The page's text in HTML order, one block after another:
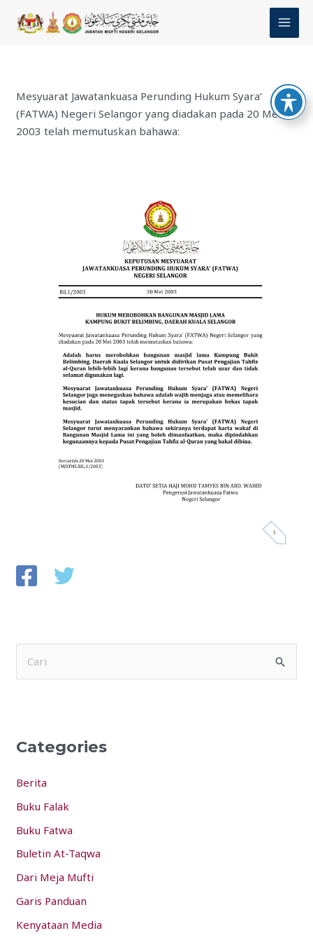
Mesyuarat Jawatankuasa Perunding Hukum Syara’
(FATWA) Negeri Selangor yang diadakan pada 20 Mei
2003 telah memutuskan bahawa:
c
f
o
r
:
Categories
Berita
Buku Falak
Buku Fatwa
Buletin At-Taqwa
Dari Meja Mufti
Garis Panduan
Kenyataan Media